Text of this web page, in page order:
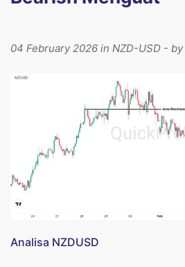
04 February 2026 in NZD-USD - by
Analisa NZDUSD